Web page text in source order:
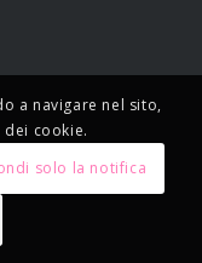
a navigare nel sito,
cookie.
solo la notifica